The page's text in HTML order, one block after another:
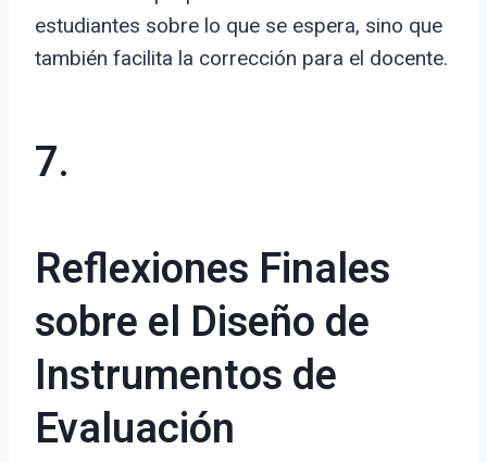
estudiantes sobre lo que se espera, sino que
también facilita la corrección para el docente.
7.
Reflexiones Finales
sobre el Diseño de
Instrumentos de
Evaluación